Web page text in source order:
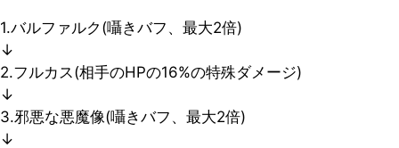
1.バルファルク(囁きバフ、最大2倍)
↓
2.フルカス(相手のHPの16%の特殊ダメージ)
↓
3.邪悪な悪魔像(囁きバフ、最大2倍)
↓